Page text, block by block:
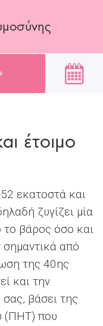
έτοιμο
εκατοστά και
ζυγίζει μία
το βάρος όσο και
από
της 40ης
και την
βάσει της
(ΠΗΤ) που